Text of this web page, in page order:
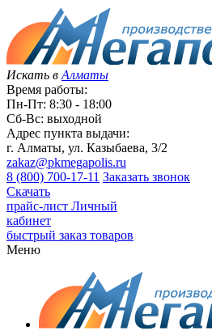
Искать в Алматы
Время работы:
Пн-Пт: 8:30 - 18:00
Сб-Вс: выходной
Адрес пункта выдачи:
г. Алматы, ул. Казыбаева, 3/2
zakaz@pkmegapolis.ru
8 (800) 700-17-11 Заказать звонок
Скачать
прайс-лист Личный
кабинет
быстрый заказ товаров
Меню